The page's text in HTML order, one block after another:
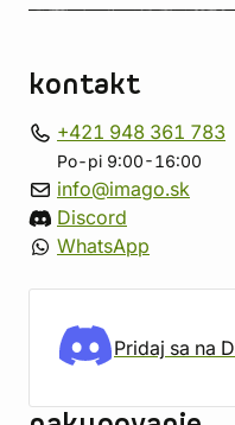
kontakt
+421 948 361 783
Po-pi 9:00-16:00
info@imago.sk
Discord
WhatsApp
Pridaj sa na